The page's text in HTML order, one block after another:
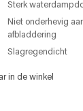
Sterk
Niet onderhevig
afbladdering
Slagregendicht
in de winkel